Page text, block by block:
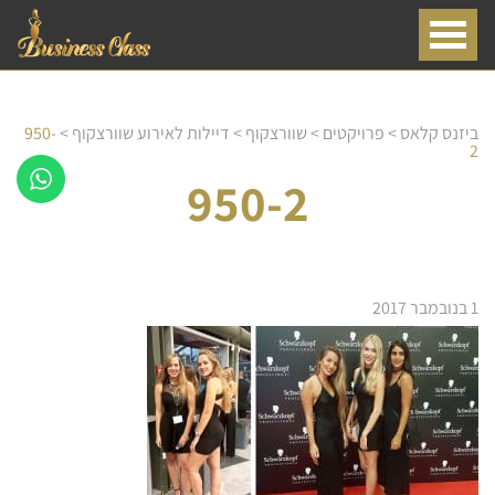
ביזנס קלאס>פרויקטים>שוורצקוף>דיילות לאירוע שוורצקוף>
950-
2
950-2
1 בנובמבר 2017